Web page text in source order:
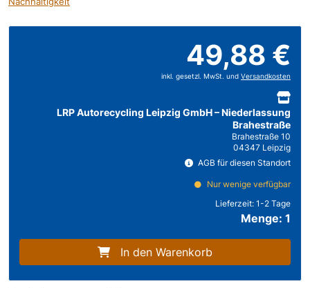
49,88 €
inkl. gesetzl. MwSt. und Versandkosten
LRP Autorecycling Leipzig GmbH – Niederlassung
Brahestraße
Brahestraße 10
04347 Leipzig
AGB für diesen Standort
Nur wenige verfügbar
Lieferzeit: 1-2 Tage
Menge: 1
In den Warenkorb